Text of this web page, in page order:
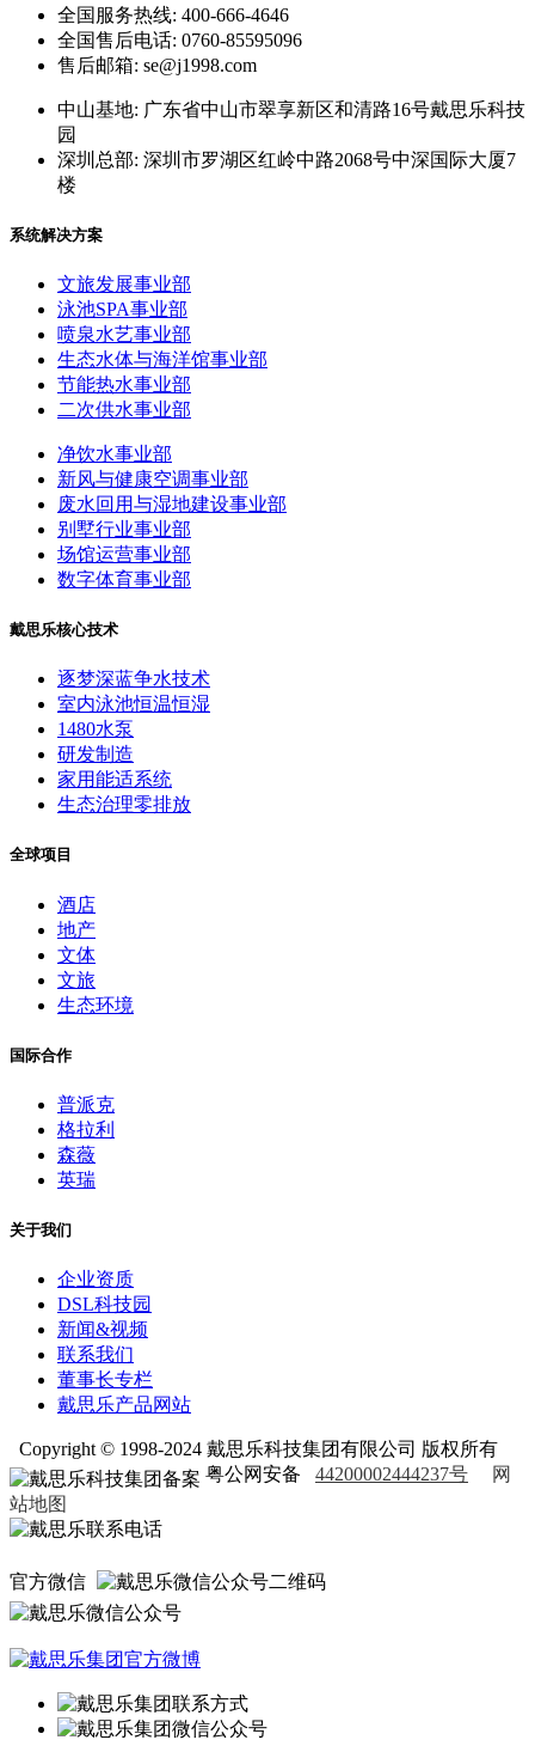
全国服务热线: 400-666-4646
全国售后电话: 0760-85595096
售后邮箱: se@j1998.com
中山基地: 广东省中山市翠享新区和清路16号戴思乐科技
园
深圳总部: 深圳市罗湖区红岭中路2068号中深国际大厦7
楼
系统解决方案
文旅发展事业部
泳池SPA事业部
喷泉水艺事业部
生态水体与海洋馆事业部
节能热水事业部
二次供水事业部
净饮水事业部
新风与健康空调事业部
废水回用与湿地建设事业部
别墅行业事业部
场馆运营事业部
数字体育事业部
戴思乐核心技术
逐梦深蓝争水技术
室内泳池恒温恒湿
1480水泵
研发制造
家用能适系统
生态治理零排放
全球项目
酒店
地产
文体
文旅
生态环境
国际合作
普派克
格拉利
森薇
英瑞
关于我们
企业资质
DSL科技园
新闻&视频
联系我们
董事长专栏
戴思乐产品网站
Copyright © 1998-2024 戴思乐科技集团有限公司 版权所有
粤公网安备 44200002444237号
网
站地图
官方微信